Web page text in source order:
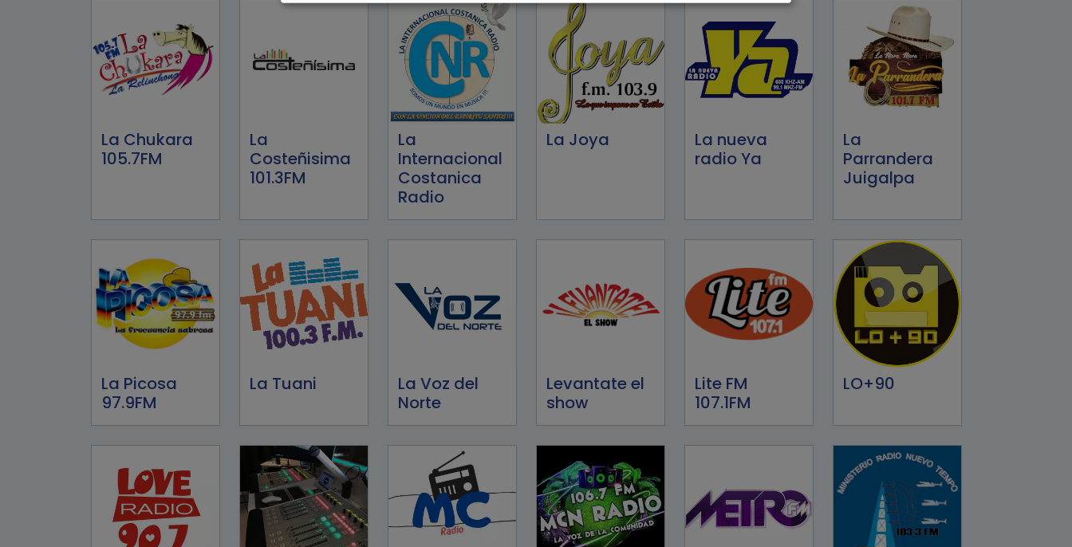
La Chukara
105.7FM
La
Costeñisima
101.3FM
La
Internacional
Costanica
Radio
La Joya
La nueva
radio Ya
La
Parrandera
Juigalpa
La Picosa
97.9FM
La Tuani
La Voz del
Norte
Levantate el
show
Lite FM
107.1FM
LO+90